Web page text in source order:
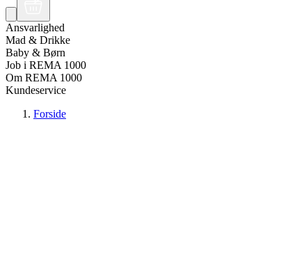
Ansvarlighed
Mad & Drikke
Baby & Børn
Job i REMA 1000
Om REMA 1000
Kundeservice
Forside